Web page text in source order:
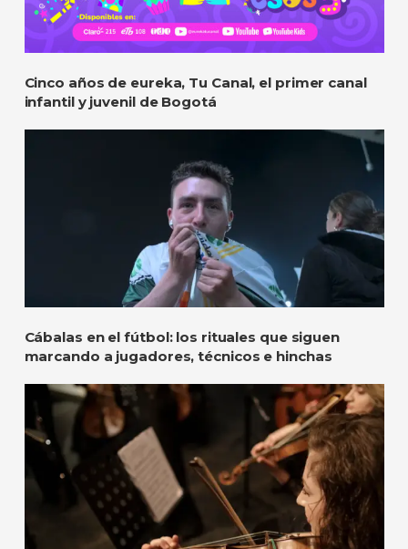
Cinco años de eureka, Tu Canal, el primer canal
infantil y juvenil de Bogotá
Cábalas en el fútbol: los rituales que siguen
marcando a jugadores, técnicos e hinchas